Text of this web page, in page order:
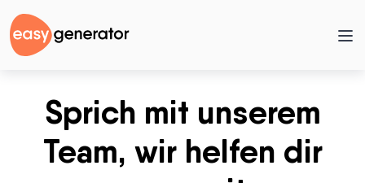
Sprich mit unserem
Team, wir helfen dir